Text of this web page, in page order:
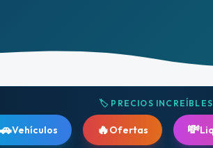
🏷️ PRECIOS INCREÍBLES
🔥Ofertas 💸Liquidaciones